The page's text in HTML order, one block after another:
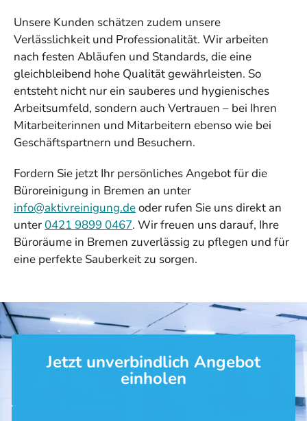
Unsere Kunden schätzen zudem unsere
Verlässlichkeit und Professionalität. Wir arbeiten
nach festen Abläufen und Standards, die eine
gleichbleibend hohe Qualität gewährleisten. So
entsteht nicht nur ein sauberes und hygienisches
Arbeitsumfeld, sondern auch Vertrauen – bei Ihren
Mitarbeiterinnen und Mitarbeitern ebenso wie bei
Geschäftspartnern und Besuchern.
Fordern Sie jetzt Ihr persönliches Angebot für die
Büroreinigung in Bremen an unter
info@aktivreinigung.deoder rufen Sie uns direkt an
unter 0421 9899 0467. Wir freuen uns darauf, Ihre
Büroräume in Bremen zuverlässig zu pflegen und für
eine perfekte Sauberkeit zu sorgen.
Jetzt unverbindlich Angebot
einholen